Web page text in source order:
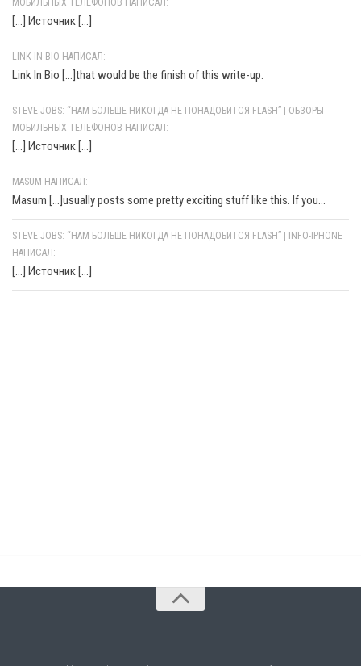
МОБИЛЬНЫХ ТЕЛЕФОНОВ НАПИСАЛ:
[…] Источник […]
LINK IN BIO НАПИСАЛ:
Link In Bio [...]that would be the finish of this write-up.
STEVE JOBS: “НАМ БОЛЬШЕ НИКОГДА НЕ ПОНАДОБИТСЯ FLASH” | ОБЗОРЫ
МОБИЛЬНЫХ ТЕЛЕФОНОВ НАПИСАЛ:
[…] Источник […]
MASUM НАПИСАЛ:
Masum [...]usually posts some pretty exciting stuff like this. If you...
STEVE JOBS: “НАМ БОЛЬШЕ НИКОГДА НЕ ПОНАДОБИТСЯ FLASH” | INFO-IPHONE
НАПИСАЛ:
[…] Источник […]